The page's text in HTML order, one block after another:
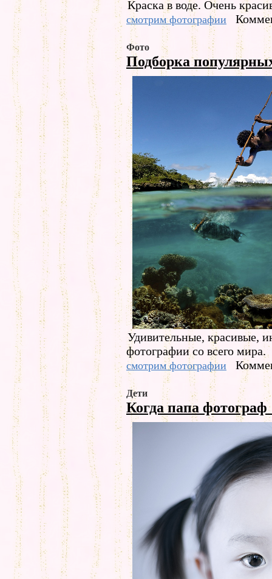
Краска в воде. Очень
смотрим фотографии
Фото
Подборка
Удивительные, красивые,
фотографии со всего мира.
смотрим фотографии
Дети
Когда папа фотограф